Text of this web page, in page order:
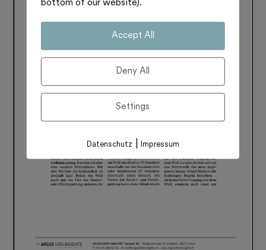
bottom of our website).
Accept All
Deny All
Settings
Datenschutz Impressum